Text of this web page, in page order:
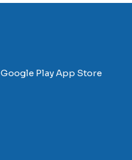
Google Play App Store